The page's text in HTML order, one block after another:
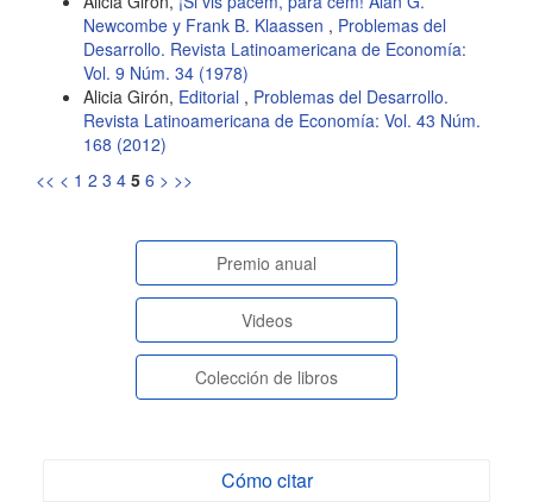
Newcombe y Frank B. Klaassen , Problemas del
Desarrollo. Revista Latinoamericana de Economía:
Vol. 9 Núm. 34 (1978)
Alicia Girón, Editorial , Problemas del Desarrollo.
Revista Latinoamericana de Economía: Vol. 43 Núm.
168 (2012)
<< < 1 2 3 4 5 6 > >>
paginasespeciales
Premio anual
Videos
Colección de libros
Cómo citar